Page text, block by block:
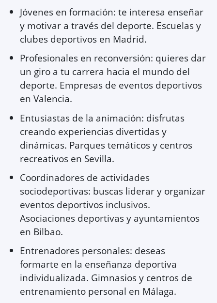
Jóvenes en formación: te interesa enseñar
y motivar a través del deporte. Escuelas y
clubes deportivos en Madrid.
Profesionales en reconversión: quieres dar
un giro a tu carrera hacia el mundo del
deporte. Empresas de eventos deportivos
en Valencia.
Entusiastas de la animación: disfrutas
creando experiencias divertidas y
dinámicas. Parques temáticos y centros
recreativos en Sevilla.
Coordinadores de actividades
sociodeportivas: buscas liderar y organizar
eventos deportivos inclusivos.
Asociaciones deportivas y ayuntamientos
en Bilbao.
Entrenadores personales: deseas
formarte en la enseñanza deportiva
individualizada. Gimnasios y centros de
entrenamiento personal en Málaga.